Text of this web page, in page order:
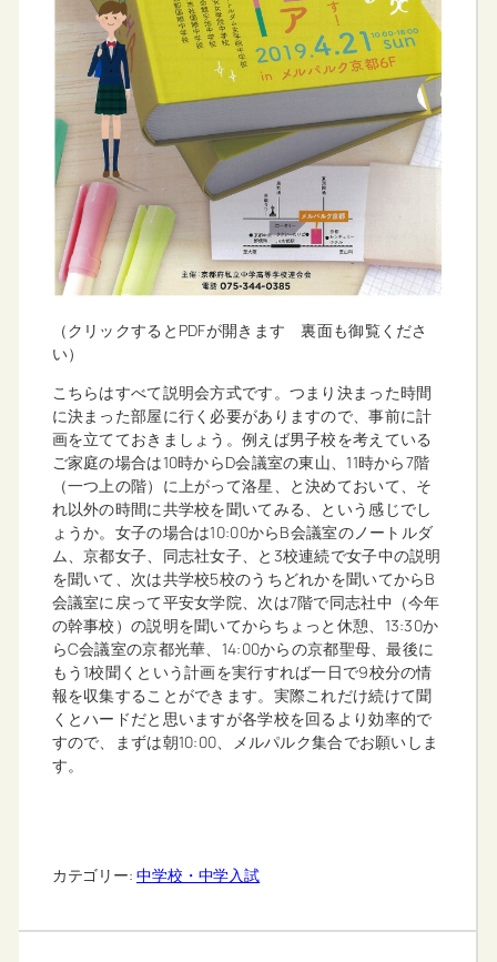
（クリックするとPDFが開きます 裏面も御覧くださ
い）
こちらはすべて説明会方式です。つまり決まった時間
に決まった部屋に行く必要がありますので、事前に計
画を立てておきましょう。例えば男子校を考えている
ご家庭の場合は10時からD会議室の東山、11時から7階
（一つ上の階）に上がって洛星、と決めておいて、そ
れ以外の時間に共学校を聞いてみる、という感じでし
ょうか。女子の場合は10:00からB会議室のノートルダ
ム、京都女子、同志社女子、と3校連続で女子中の説明
を聞いて、次は共学校5校のうちどれかを聞いてからB
会議室に戻って平安女学院、次は7階で同志社中（今年
の幹事校）の説明を聞いてからちょっと休憩、13:30か
らC会議室の京都光華、14:00からの京都聖母、最後に
もう1校聞くという計画を実行すれば一日で9校分の情
報を収集することができます。実際これだけ続けて聞
くとハードだと思いますが各学校を回るより効率的で
すので、まずは朝10:00、メルパルク集合でお願いしま
す。
カテゴリー: 中学校・中学入試